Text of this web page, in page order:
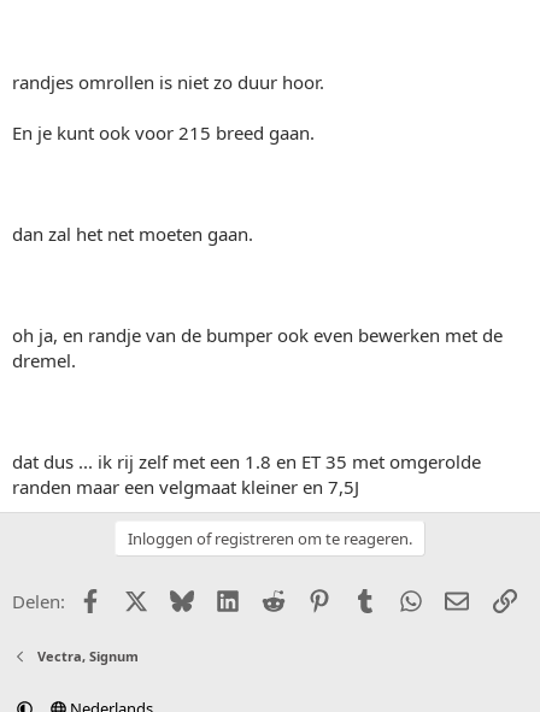
randjes omrollen is niet zo duur hoor.
En je kunt ook voor 215 breed gaan.
dan zal het net moeten gaan.
oh ja, en randje van de bumper ook even bewerken met de
dremel.
dat dus ... ik rij zelf met een 1.8 en ET 35 met omgerolde
randen maar een velgmaat kleiner en 7,5J
Inloggen of registreren om te reageren.
Delen: FacebookX (Twitter)
BlueskyLinkedIn
Reddit PinterestTumblr WhatsApp
E-mail
Vectra, Signum